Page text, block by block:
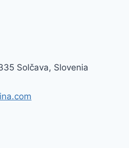
Solčava, Slovenia